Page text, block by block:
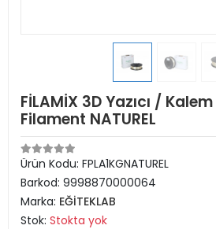
FİLAMİX 3D Yazıcı /
Filament NATUREL
Ürün Kodu: FPLA1KGNATUREL
Barkod: 9998870000064
Marka: EĞİTEKLAB
Stok: Stokta yok